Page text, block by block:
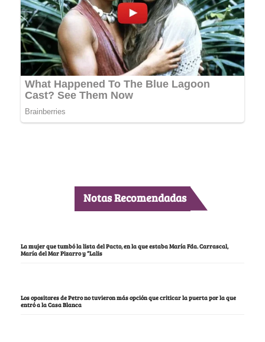
Notas Recomendadas
La mujer que tumbó la lista del Pacto, en la que estaba María Fda. Carrascal,
María del Mar Pizarro y “Lalis
Los opositores de Petro no tuvieron más opción que criticar la puerta por la que
entró a la Casa Blanca